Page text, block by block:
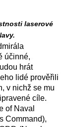
laserové
účinné,
hrát
lidé prověřili
v nichž se mu
cíle.
of Naval
Command),